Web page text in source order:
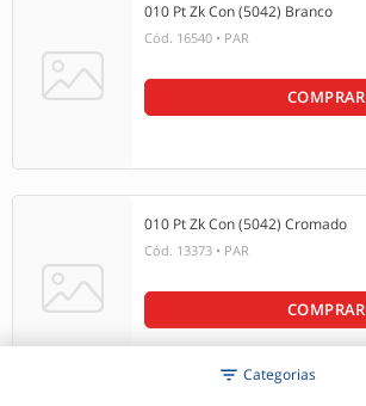
010 Pt Zk Con (5042) Branco
Cód. 16540 • PAR
COMPRAR
010 Pt Zk Con (5042) Cromado
Cód. 13373 • PAR
COMPRAR
filter_list Categorias